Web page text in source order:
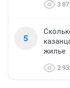
3
5
жилье
2